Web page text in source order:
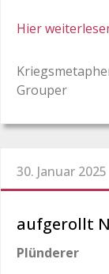
Hier
Grouper
30. Januar 2025
aufgerollt
Plünderer